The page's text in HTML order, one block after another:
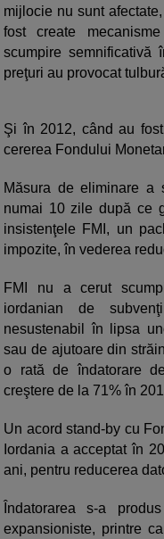
mijlocie nu sunt
fost create
scumpire semnificativă
preţuri au provocat
Şi în 2012, când au
cererea Fondului
Măsura de eliminare a
numai 10 zile după ce
insistenţele FMI, un
impozite, în vederea
FMI nu a cerut
iordanian de
nesustenabil în lipsa
sau de ajutoare din
o rată de îndatorare
creştere de la 71% în
Un acord stand-by cu
Iordania a acceptat în
ani, pentru reducerea
Îndatorarea s-a
expansioniste, printre